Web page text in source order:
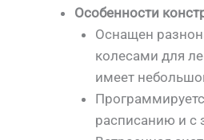
Особенности
Оснащен
колесами для
имеет
расписанию и с